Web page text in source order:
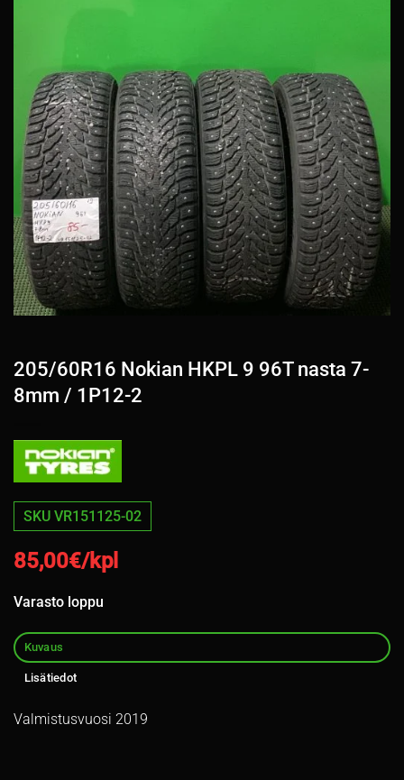
205/60R16 Nokian HKPL 9 96T nasta 7-
8mm / 1P12-2
SKU VR151125-02
85,00€/kpl
Varasto loppu
Kuvaus
Lisätiedot
Valmistusvuosi 2019